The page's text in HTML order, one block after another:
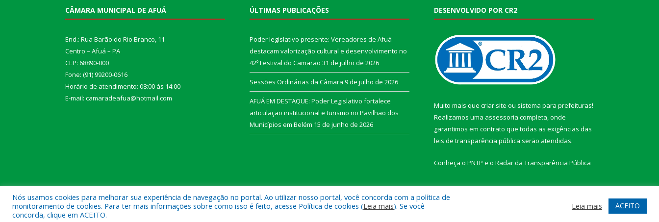
CÂMARA MUNICIPAL DE AFUÁ
End.: Rua Barão do Rio Branco, 11
Centro – Afuá – PA
CEP: 68890-000
Fone: (91) 99200-0616
Horário de atendimento: 08:00 às 14:00
E-mail: camaradeafua@hotmail.com
ÚLTIMAS PUBLICAÇÕES
Poder legislativo presente: Vereadores de Afuá
destacam valorização cultural e desenvolvimento no
42º Festival do Camarão 31 de julho de 2026
Sessões Ordinárias da Câmara 9 de julho de 2026
AFUÁ EM DESTAQUE: Poder Legislativo fortalece
articulação institucional e turismo no Pavilhão dos
Municípios em Belém 15 de junho de 2026
DESENVOLVIDO POR CR2
Muito mais que criar site ou sistema para prefeituras!
Realizamos uma assessoria completa, onde
garantimos em contrato que todas as exigências das
leis de transparência pública serão atendidas.
Conheça o PNTP e o Radar da Transparência Pública
Todos os direitos reservados a Câmara Municipal de Afuá.
Nós usamos cookies para melhorar sua experiência de navegação no portal. Ao utilizar nosso portal, você concorda com a política de
monitoramento de cookies. Para ter mais informações sobre como isso é feito, acesse Política de cookies (Leia mais). Se você
concorda, clique em ACEITO.
Leia mais ACEITO